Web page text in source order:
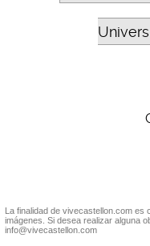
La finalidad de vivecastellon.com
imágenes. Si desea realizar alguna
info@vivecastellon.com